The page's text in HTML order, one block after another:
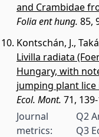
and Crambidae
Folia ent hung. 85,
Kontschán, J.,
Livilla radiata
Hungary, with
jumping plant lice
Ecol. Mont. 71,
Journal
metrics:
Q2
Q3